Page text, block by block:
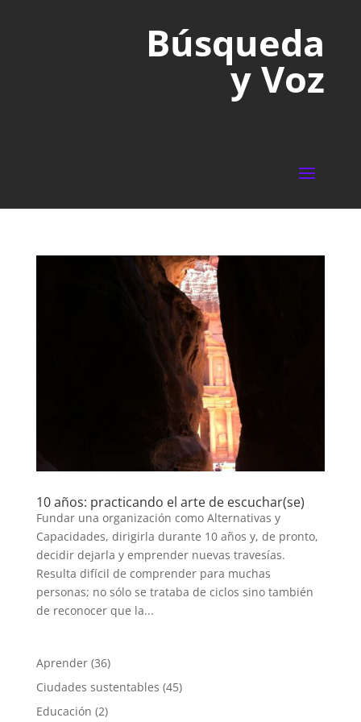
Búsqueda
y Voz
10 años: practicando el arte de escuchar(se)
Fundar una organización como Alternativas y
Capacidades, dirigirla durante 10 años y, de pronto,
decidir dejarla y emprender nuevas travesías.
Resulta difícil de comprender para muchas
personas; no sólo se trataba de ciclos sino también
de reconocer que la...
Aprender(36)
Ciudades sustentables (45)
Educación (2)